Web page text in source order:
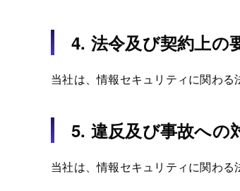
4. 法令及び契約上の
当社は、情報セキュリティに関わる
5. 違反及び事故への
当社は、情報セキュリティに関わる